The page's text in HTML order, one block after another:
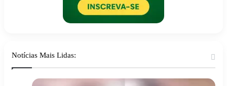
Notícias Mais Lidas: